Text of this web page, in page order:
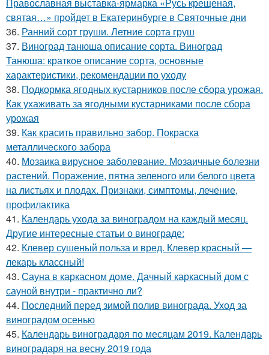
Православная выставка-ярмарка «Русь крещеная,
святая…» пройдет в Екатеринбурге в Святочные дни
36. Ранний сорт груши. Летние сорта груш
37. Виноград танюша описание сорта. Виноград
Танюша: краткое описание сорта, основные
характеристики, рекомендации по уходу
38. Подкормка ягодных кустарников после сбора урожая.
Как ухаживать за ягодными кустарниками после сбора
урожая
39. Как красить правильно забор. Покраска
металлического забора
40. Мозаика вирусное заболевание. Мозаичные болезни
растений. Поражение, пятна зеленого или белого цвета
на листьях и плодах. Признаки, симптомы, лечение,
профилактика
41. Календарь ухода за виноградом на каждый месяц.
Другие интересные статьи о винограде:
42. Клевер сушеный польза и вред. Клевер красный —
лекарь классный!
43. Сауна в каркасном доме. Дачный каркасный дом с
сауной внутри - практично ли?
44. Последний перед зимой полив винограда. Уход за
виноградом осенью
45. Календарь виноградаря по месяцам 2019. Календарь
виноградаря на весну 2019 года